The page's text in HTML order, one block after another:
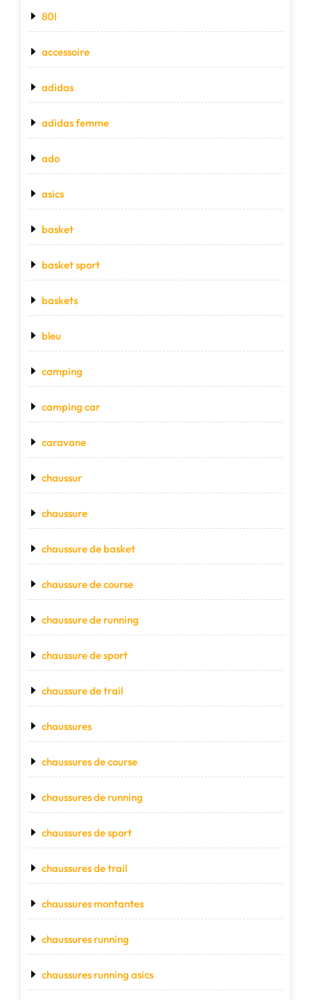
80l
accessoire
adidas
adidas femme
ado
asics
basket
basket sport
baskets
bleu
camping
camping car
caravane
chaussur
chaussure
chaussure de basket
chaussure de course
chaussure de running
chaussure de sport
chaussure de trail
chaussures
chaussures de course
chaussures de running
chaussures de sport
chaussures de trail
chaussures montantes
chaussures running
chaussures running asics